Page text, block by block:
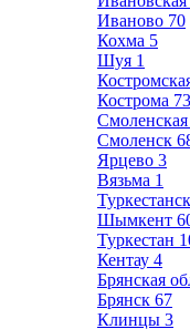
Иваново 70
Кохма 5
Шуя 1
Кострома 73
Смоленская
Смоленск
Ярцево 3
Вязьма 1
Шымкент
Туркестан
Кентау 4
Брянская
Брянск 67
Клинцы 3